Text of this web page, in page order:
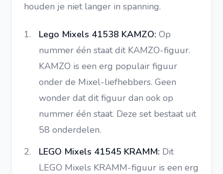
houden je niet langer in spanning.
Lego Mixels 41538 KAMZO: Op
nummer één staat dit KAMZO-figuur.
KAMZO is een erg populair figuur
onder de Mixel-liefhebbers. Geen
wonder dat dit figuur dan ook op
nummer één staat. Deze set bestaat uit
58 onderdelen.
LEGO Mixels 41545 KRAMM: Dit
LEGO Mixels KRAMM-figuur is een erg